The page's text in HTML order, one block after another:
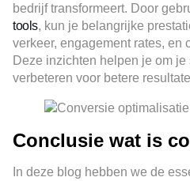
bedrijf transformeert. Door
tools, kun je belangrijke
verkeer, engagement rates, en
Deze inzichten helpen je om
verbeteren voor betere
Conclusie wat is
In deze blog hebben we de